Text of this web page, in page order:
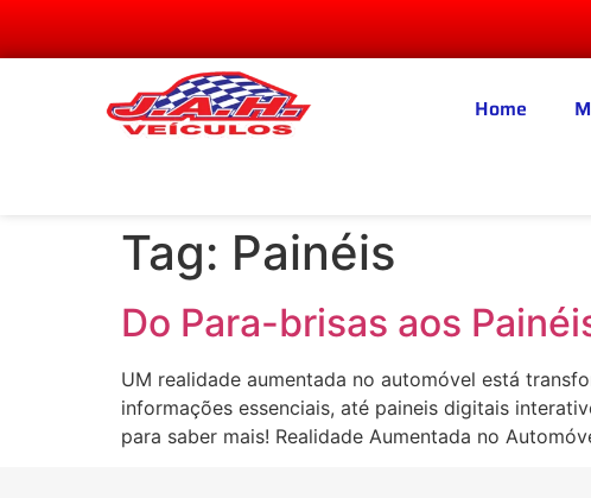
Home
Tag: Painéis
Do Para-brisas aos
UM realidade aumentada no automóvel está
informações essenciais, até paineis digitais
para saber mais! Realidade Aumentada no